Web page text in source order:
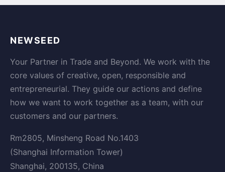
NEWSEED
Your Partner in Trade and Beyond. We work with the
core values of creative, open, responsible and
entrepreneurial. They guide our actions and define
how we want to work together as a team, with our
customers and our partners.
Rm2805, Minsheng Road No.1403
(Shanghai Information Tower)
Shanghai, 200135, China